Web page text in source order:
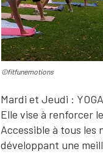
©fitfunemotions
Mardi et Jeudi :
Elle vise à renforcer
Accessible à tous
développant une